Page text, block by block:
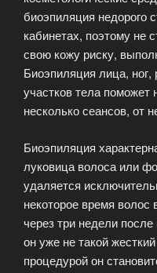
биоэпиляция недорого
кабинетах, поэтому не
свою кожу риску,
Биоэпиляция лица,
участков тела поможет
несколько сеансов, от
Биоэпиляция
луковица волоса или
удаляется
некоторое время волос
через три недели
он уже не такой
процедурой он